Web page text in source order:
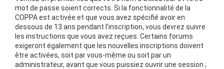
mot de passe soient corrects. Si la fonctionnalité de la
COPPA est activée et que vous avez spécifié avoir en
dessous de 13 ans pendant l’inscription, vous devrez suivre
les instructions que vous avez reçues. Certains forums
exigeront également que les nouvelles inscriptions doivent
être activées, soit par vous-même ou soit par un
administrateur, avant que vous puissiez ouvrir une session ;